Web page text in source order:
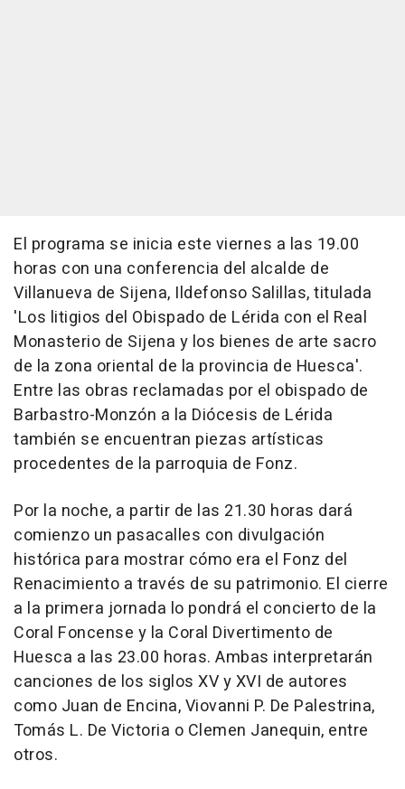
El programa se inicia este viernes a las 19.00
horas con una conferencia del alcalde de
Villanueva de Sijena, Ildefonso Salillas, titulada
'Los litigios del Obispado de Lérida con el Real
Monasterio de Sijena y los bienes de arte sacro
de la zona oriental de la provincia de Huesca'.
Entre las obras reclamadas por el obispado de
Barbastro-Monzón a la Diócesis de Lérida
también se encuentran piezas artísticas
procedentes de la parroquia de Fonz.
Por la noche, a partir de las 21.30 horas dará
comienzo un pasacalles con divulgación
histórica para mostrar cómo era el Fonz del
Renacimiento a través de su patrimonio. El cierre
a la primera jornada lo pondrá el concierto de la
Coral Foncense y la Coral Divertimento de
Huesca a las 23.00 horas. Ambas interpretarán
canciones de los siglos XV y XVI de autores
como Juan de Encina, Viovanni P. De Palestrina,
Tomás L. De Victoria o Clemen Janequin, entre
otros.